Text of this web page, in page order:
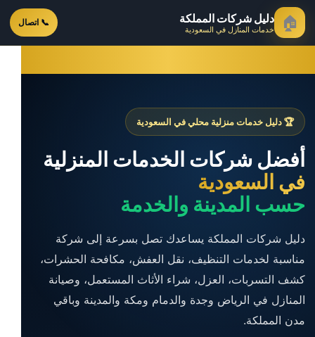
🏠 دليل شركات المملكة
خدمات المنازل في السعودية 📞 اتصال
🏆 دليل خدمات منزلية محلي في السعودية
أفضل شركات الخدمات المنزلية
في السعودية
حسب المدينة والخدمة
دليل شركات المملكة يساعدك تصل بسرعة إلى شركة
مناسبة لخدمات التنظيف، نقل العفش، مكافحة الحشرات،
كشف التسربات، العزل، شراء الأثاث المستعمل، وصيانة
المنازل في الرياض وجدة والدمام ومكة والمدينة وباقي
مدن المملكة.